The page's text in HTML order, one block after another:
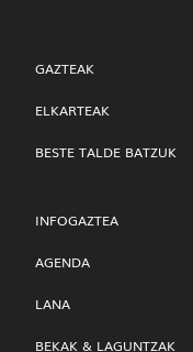
GAZTEAK
ELKARTEAK
BESTE TALDE BATZUK
INFOGAZTEA
AGENDA
LANA
BEKAK & LAGUNTZAK